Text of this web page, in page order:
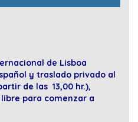
de Lisboa
y traslado privado al
de las 13,00 hr.),
para comenzar a